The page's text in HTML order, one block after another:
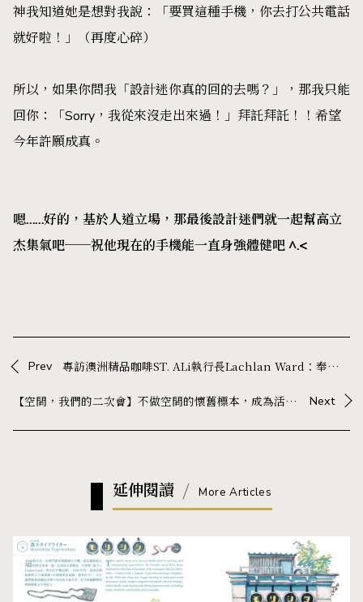
神我知道她是想對我說：「要買這種手機，你去打公共電話
就好啦！」（再度心碎）
所以，如果你問我「設計迷你真的回的去嗎？」，那我只能
回你：「Sorry，我從來沒走出來過！」拜託拜託！！希望
今年許願成真。
嗯……好的，基於人道立場，那最後設計迷們就一起幫高立
杰集氣吧──祝他現在的手機能一直身強體健吧 ^.<
Prev 專訪澳洲精品咖啡ST. ALi執行長Lachlan Ward：奉行岩石與河流哲學，做一個保持真實且擁有彈性的品牌
【空間，我們的二次會】不做空間的懷舊標本，成為活著的聚落——專訪 YMS by onefifteen X 建築師 莫仁傑 Next
延伸閱讀 More Articles